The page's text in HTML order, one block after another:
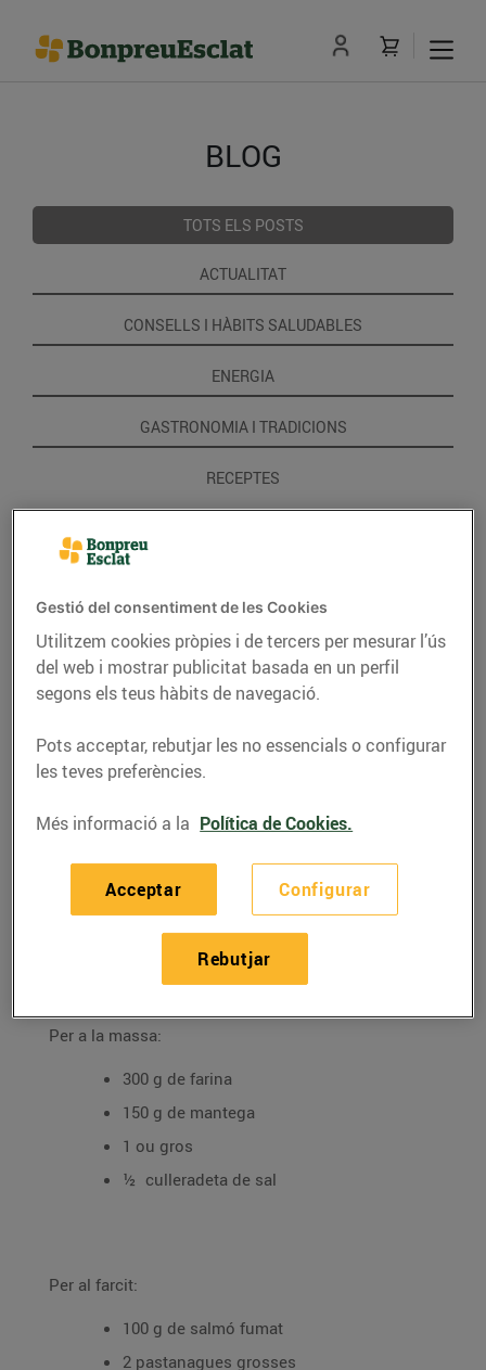
BLOG
TOTS ELS POSTS
ACTUALITAT
CONSELLS I HÀBITS SALUDABLES
ENERGIA
GASTRONOMIA I TRADICIONS
RECEPTES
Recepta de quiche de
verdures i salmó
02/de març/2020
Recepta de quiche de verdures i salmó, ingredients:
Per a la massa:
300 g de farina
150 g de mantega
1 ou gros
½ culleradeta de sal
Per al farcit:
100 g de salmó fumat
2 pastanagues grosses
Gestió del consentiment de les Cookies
Utilitzem cookies pròpies i de tercers per mesurar l’ús
del web i mostrar publicitat basada en un perfil
segons els teus hàbits de navegació.
Pots acceptar, rebutjar les no essencials o configurar
les teves preferències.
Més informació a la Política de Cookies.
Configurar
Rebutjar
Acceptar